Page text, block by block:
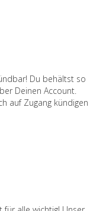
Du behältst so
Deinen Account.
auf Zugang kündigen